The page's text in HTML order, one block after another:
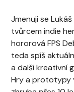
Jmenuji se Lukáš
tvůrcem indie
hororová FPS
teda spíš
a další kreativní
Hry a prototypy